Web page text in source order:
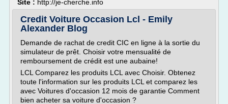
Site : http://je-cherche.info
Credit Voiture Occasion Lcl - Emily
Alexander Blog
Demande de rachat de credit CIC en ligne à la sortie du
simulateur de prêt. Choisir votre mensualité de
remboursement de crédit est une aubaine!
LCL Comparez les produits LCL avec Choisir. Obtenez
toute l'information sur les produits LCL et comparez les
avec Voitures d'occasion 12 mois de garantie Comment
bien acheter sa voiture d'occasion ?